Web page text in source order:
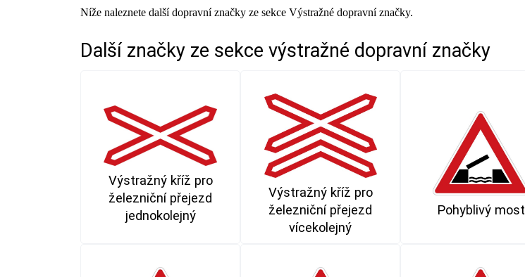
Níže naleznete další dopravní značky ze sekce Výstražné dopravní značky.
Další značky ze sekce výstražné dopravní značky
Výstražný kříž pro
železniční přejezd
jednokolejný
Výstražný kříž pro
železniční přejezd
vícekolejný
Pohyblivý most